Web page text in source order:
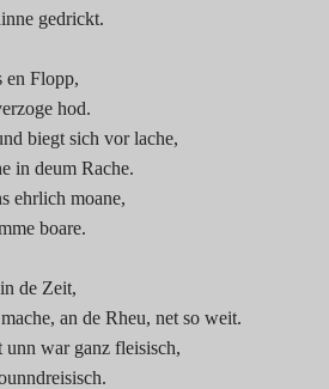
gedrickt.
en Flopp,
hod.
biegt sich vor lache,
in deum Rache.
ehrlich moane,
boare.
de Zeit,
an de Rheu, net so weit.
war ganz fleisisch,